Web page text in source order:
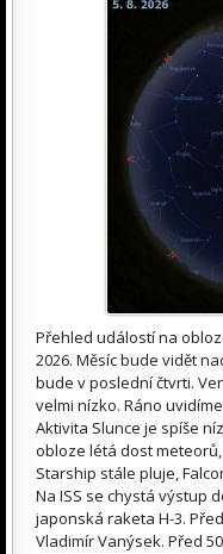
Přehled událostí na
2026. Měsíc bude vidět
bude v poslední čtvrti.
velmi nízko. Ráno
Aktivita Slunce je spíše
obloze létá dost
Starship stále pluje,
Na ISS se chystá výstup
japonská raketa H-3.
Vladimír Vanýsek. Před